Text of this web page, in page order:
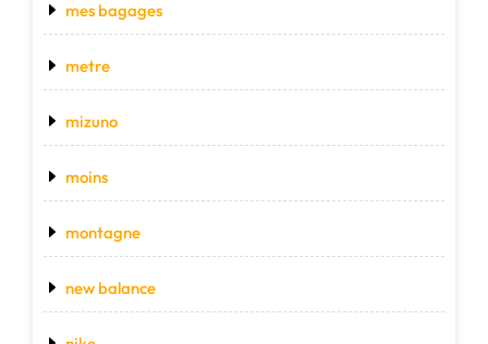
mes bagages
metre
mizuno
moins
montagne
new balance